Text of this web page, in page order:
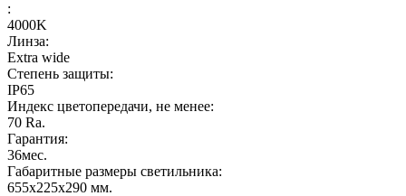
:
4000K
Линза:
Extra wide
Степень защиты:
IP65
Индекс цветопередачи, не менее:
70 Ra.
Гарантия:
36мес.
Габаритные размеры светильника:
655x225x290 мм.